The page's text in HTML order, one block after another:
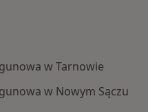
w Tarnowie
w Nowym Sączu